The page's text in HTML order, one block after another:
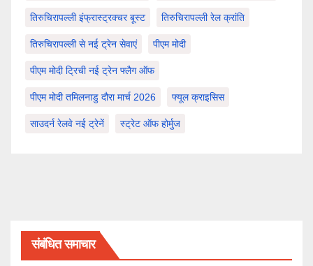
तिरुचिरापल्ली इंफ्रास्ट्रक्चर बूस्ट तिरुचिरापल्ली रेल क्रांति
तिरुचिरापल्ली से नई ट्रेन सेवाएं पीएम मोदी
पीएम मोदी ट्रिची नई ट्रेन फ्लैग ऑफ
पीएम मोदी तमिलनाडु दौरा मार्च 2026 फ्यूल क्राइसिस
साउदर्न रेलवे नई ट्रेनें स्ट्रेट ऑफ होर्मुज
संबंधित समाचार